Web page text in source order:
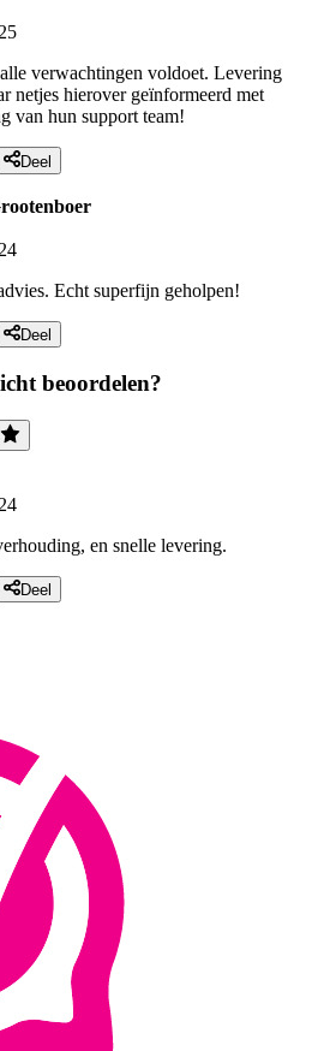
verwachtingen voldoet. Levering
netjes hierover geïnformeerd met
van hun support team!
Deel
Echt superfijn geholpen!
Deel
beoordelen?
en snelle levering.
Deel